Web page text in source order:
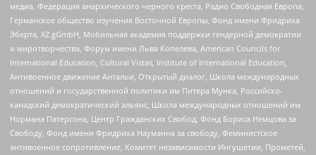
медиа, Федерация анархического черного креста, Радио Свободная Европа,
Германское общество изучения Восточной Европы, Фонд имени Фридриха
Эберта, XZ gGmbH, Мобильная академия поддержки гендерной демократии
и миротворчества, Форум имени Льва Копелева, American Councils for
International Education, Cultural Vistas, Institute of International Education,
Антивоенное движение Антальи, Открытый диалог, Школа международных
отношений и государственной политики им Питера Мунка, Российско-
канадский демократический альянс, Школа международных отношений им
Нормана Патерсона, Центр Гражданских Свобод, Фонд Бориса Немцова за
Свободу, Фонд имени Фридриха Науманна за свободу, Феминистское
антивоенное сопротивление, Комитет независимости Ингушетии, Прометей,